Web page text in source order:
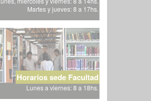
Martes y jueves: 8 a 17hs.
Horarios sede Facultad
Lunes a viernes: 8 a 18hs.